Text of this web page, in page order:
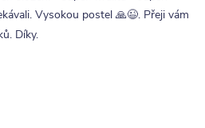
Vysokou postel 🙏😉. Přeji vám
Díky.